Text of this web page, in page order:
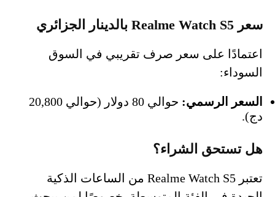
سعر Realme Watch S5 بالدينار الجزائري
اعتمادًا على سعر صرف تقريبي في السوق
السوداء:
السعر الرسمي:
حوالي 80 دولار (حوالي 20,800
دج).
هل تستحق الشراء؟
تعتبر Realme Watch S5 من الساعات الذكية